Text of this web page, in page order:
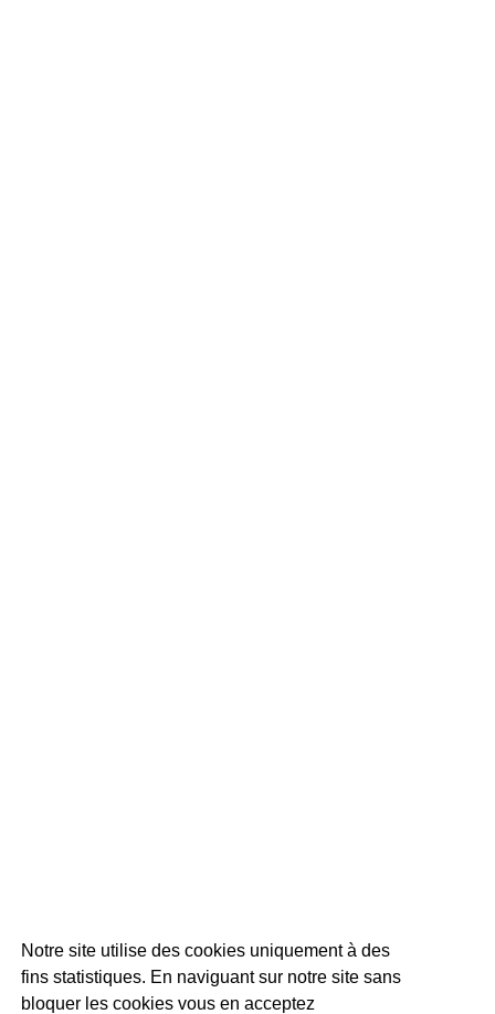
Notre site utilise des cookies uniquement à des
fins statistiques. En naviguant sur notre site sans
bloquer les cookies vous en acceptez